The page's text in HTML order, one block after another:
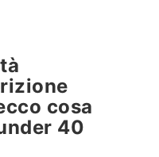
cosa
40